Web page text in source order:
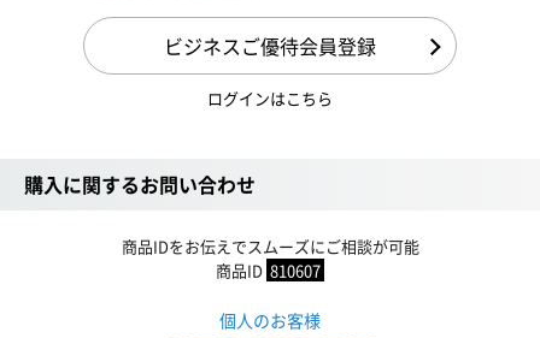
ビジネスご優待会員登録
ログインはこちら
購入に関するお問い合わせ
商品IDをお伝えでスムーズにご相談が可能
商品ID 810607
個人のお客様